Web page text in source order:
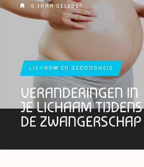
6 JAAR GELEDEN
LICHAAM EN GEZONDHEID
VERANDERINGEN IN
JE LICHAAM TIJDENS
DE ZWANGERSCHAP